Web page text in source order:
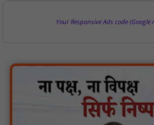
Your Responsive Ads code (Google
वर्धा में ज़िला परिषद के कर्मचारी चौदह दिनों से हड़ताल